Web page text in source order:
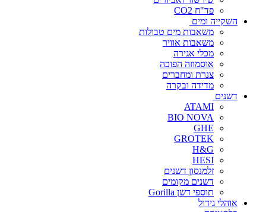
פד"ח CO2
השקייה ומים
משאבות מים טבולות
משאבות אוויר
מכלי אגירה
אוסמוזה הפוכה
צנרת ומחברים
מדידה ובקרה
דשנים
ATAMI
BIO NOVA
GHE
GROTEK
H&G
HESI
זלמנסון דשנים
דשנים מקומים
תוספי דשן Gorilla
אוהלי גידול